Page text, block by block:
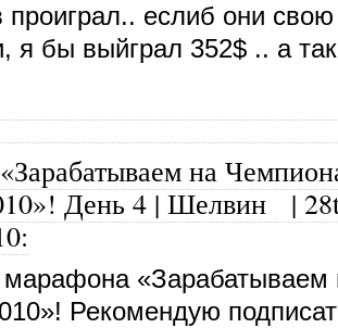
проиграл.. еслиб они
я бы выйграл 352$ .. а
на
День 4 | Шелвин|
:
«Зарабатываем
Рекомендую